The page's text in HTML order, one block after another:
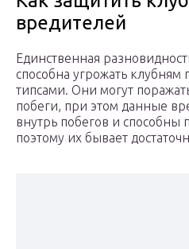
вредителей
Единственная
способна угрожать клубням
типсами. Они могут
побеги, при этом данные
внутрь побегов и способны
поэтому их бывает